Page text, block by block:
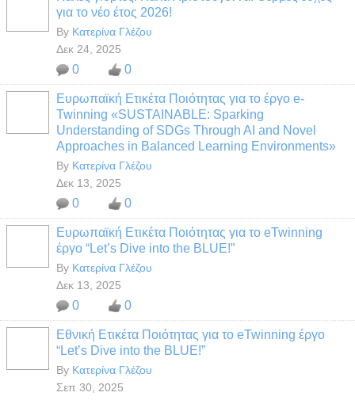
για το νέο έτος 2026!
By Κατερίνα Γλέζου
Δεκ 24, 2025
0 0
Ευρωπαϊκή Ετικέτα Ποιότητας για το έργο e-
Twinning «SUSTAINABLE: Sparking
Understanding of SDGs Through AI and Novel
Approaches in Balanced Learning Environments»
By Κατερίνα Γλέζου
Δεκ 13, 2025
0 0
Ευρωπαϊκή Ετικέτα Ποιότητας για το eTwinning
έργο “Let’s Dive into the BLUE!”
By Κατερίνα Γλέζου
Δεκ 13, 2025
0 0
Εθνική Ετικέτα Ποιότητας για το eTwinning έργο
“Let’s Dive into the BLUE!”
By Κατερίνα Γλέζου
Σεπ 30, 2025